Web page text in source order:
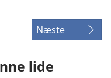
Næste
lide